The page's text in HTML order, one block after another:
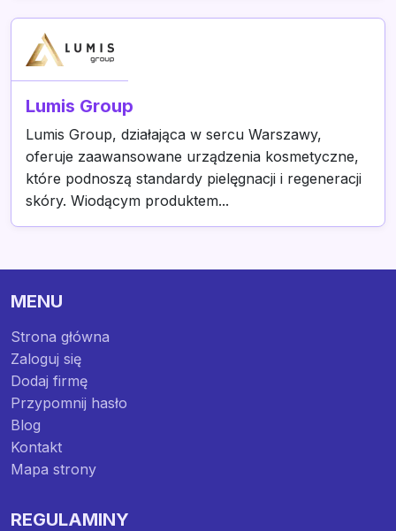
Lumis Group
Lumis Group, działająca w sercu Warszawy,
oferuje zaawansowane urządzenia kosmetyczne,
które podnoszą standardy pielęgnacji i regeneracji
skóry. Wiodącym produktem...
MENU
Strona główna
Zaloguj się
Dodaj firmę
Przypomnij hasło
Blog
Kontakt
Mapa strony
REGULAMINY